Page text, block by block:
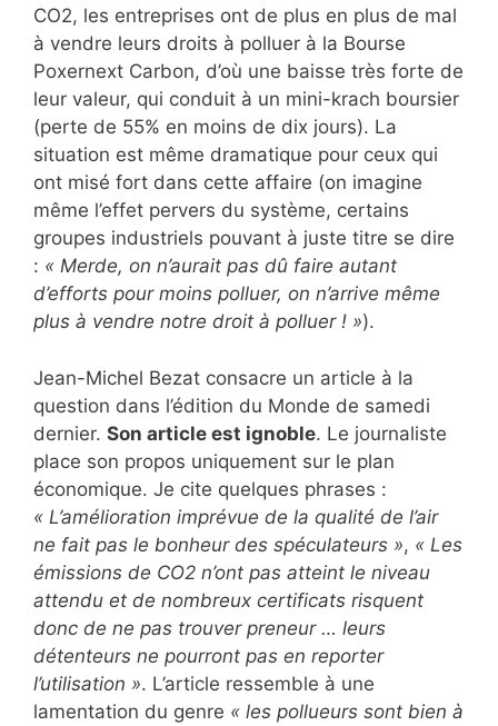
CO2, les entreprises ont de plus en plus de mal
à vendre leurs droits à polluer à la Bourse
Poxernext Carbon, d’où une baisse très forte de
leur valeur, qui conduit à un mini-krach boursier
(perte de 55% en moins de dix jours). La
situation est même dramatique pour ceux qui
ont misé fort dans cette affaire (on imagine
même l’effet pervers du système, certains
groupes industriels pouvant à juste titre se dire
: « Merde, on n’aurait pas dû faire autant
d’efforts pour moins polluer, on n’arrive même
plus à vendre notre droit à polluer ! »).
Jean-Michel Bezat consacre un article à la
question dans l’édition du Monde de samedi
dernier. Son article est ignoble. Le journaliste
place son propos uniquement sur le plan
économique. Je cite quelques phrases :
« L’amélioration imprévue de la qualité de l’air
ne fait pas le bonheur des spéculateurs », « Les
émissions de CO2 n’ont pas atteint le niveau
attendu et de nombreux certificats risquent
donc de ne pas trouver preneur … leurs
détenteurs ne pourront pas en reporter
l’utilisation ». L’article ressemble à une
lamentation du genre « les pollueurs sont bien à